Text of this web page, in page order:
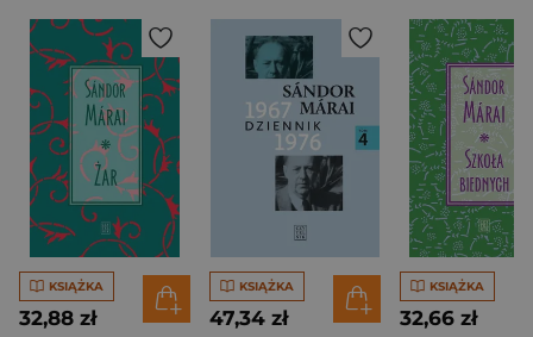
KSIĄŻKA
32,88 zł
KSIĄŻKA
47,34 zł
KSIĄŻKA
32,66 zł